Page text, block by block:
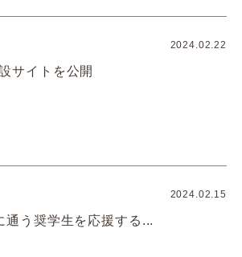
2024.02.22
サイトを公開
2024.02.15
通う奨学生を応援する...